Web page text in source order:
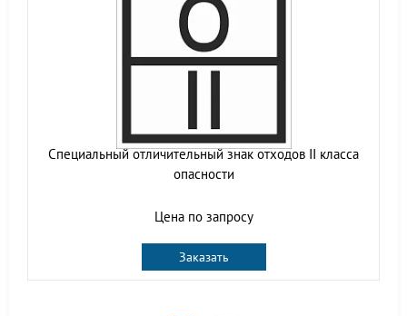
Специальный отличительный знак отходов II класса
опасности
Цена по запросу
Заказать